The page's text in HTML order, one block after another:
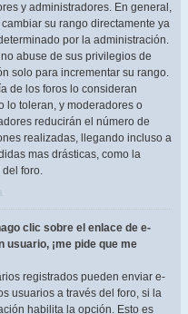
y administradores. En general,
su rango directamente ya
por la administración.
no abuse de sus privilegios de
solo para incrementar su rango.
de los foros lo consideran
lo toleran, y moderadores o
reducirán el número de
realizadas, llegando incluso a
mas drásticas, como la
foro.
clic sobre el enlace de e-
usuario, ¡me pide que me
registrados pueden enviar e-
usuarios a través del foro, si la
habilita la opción. Esto es